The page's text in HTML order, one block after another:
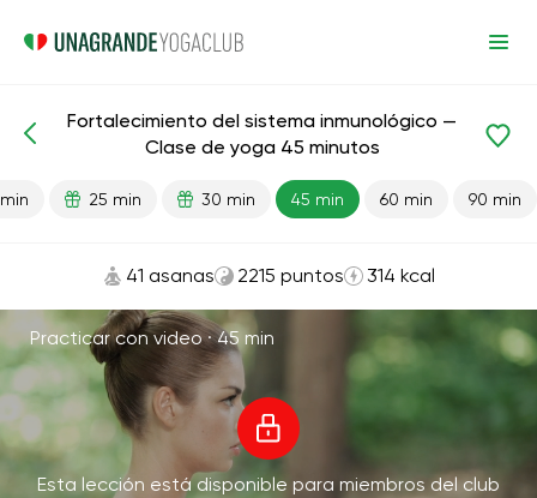
Lecciones preparadas Inmunidad
Fortalecimiento del sistema inmunológico —
Clase de yoga 45 minutos
25 min 30 min 45 min 60 min 90 min
41 asanas 2215 puntos 314 kcal
Practicar con video ·45 min
Esta lección está disponible para miembros del club